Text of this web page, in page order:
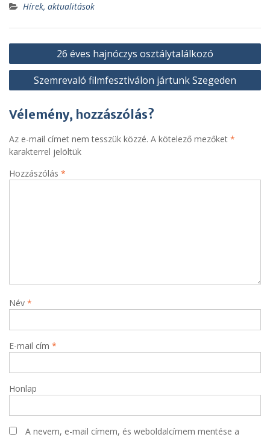
Hírek, aktualitások
Bejegyzés
navigáció
26 éves hajnóczys osztálytalálkozó
Szemrevaló filmfesztiválon jártunk Szegeden
Vélemény, hozzászólás?
Az e-mail címet nem tesszük közzé. A kötelező mezőket *
karakterrel jelöltük
Hozzászólás *
Név *
E-mail cím *
Honlap
A nevem, e-mail címem, és weboldalcímem mentése a